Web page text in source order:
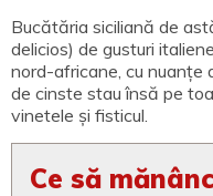
Bucătăria siciliană de
delicios) de gusturi
nord-africane, cu nuanțe
de cinste stau însă pe
vinetele și fisticul.
Ce să